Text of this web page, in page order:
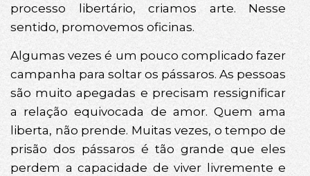
processo libertário, criamos arte. Nesse
sentido, promovemos oficinas.
Algumas vezes é um pouco complicado fazer
campanha para soltar os pássaros. As pessoas
são muito apegadas e precisam ressignificar
a relação equivocada de amor. Quem ama
liberta, não prende. Muitas vezes, o tempo de
prisão dos pássaros é tão grande que eles
perdem a capacidade de viver livremente e